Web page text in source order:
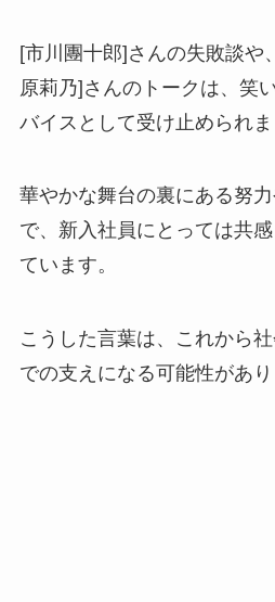
[市川團十郎]さんの失敗談や
原莉乃]さんのトークは、笑
バイスとして受け止められま
華やかな舞台の裏にある努
で、新入社員にとっては共
ています。
こうした言葉は、これから
での支えになる可能性があり